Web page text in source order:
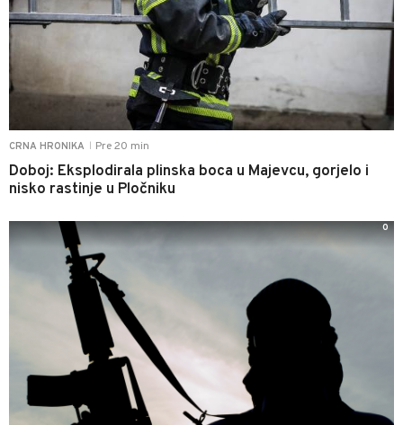
CRNA HRONIKA Pre 20 min
Doboj: Eksplodirala plinska boca u Majevcu, gorjelo i
nisko rastinje u Pločniku
0